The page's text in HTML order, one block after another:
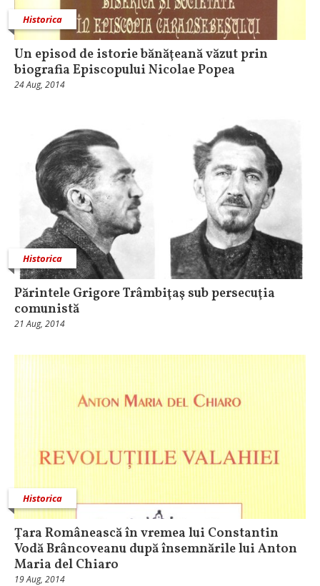
Historica
Un episod de istorie bănăţeană văzut prin
biografia Episcopului Nicolae Popea
24 Aug, 2014
Historica
Părintele Grigore Trâmbiţaş sub persecuţia
comunistă
21 Aug, 2014
Historica
Ţara Românească în vremea lui Constantin
Vodă Brâncoveanu după însemnările lui Anton
Maria del Chiaro
19 Aug, 2014